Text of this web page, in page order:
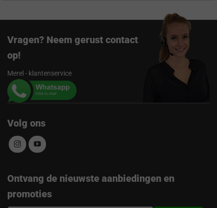
Vragen? Neem gerust contact
op!
Merel - klantenservice
Volg ons
Ontvang de nieuwste aanbiedingen en
promoties